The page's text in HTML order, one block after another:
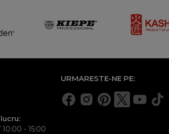
- 15:00
URMARESTE-NE PE: